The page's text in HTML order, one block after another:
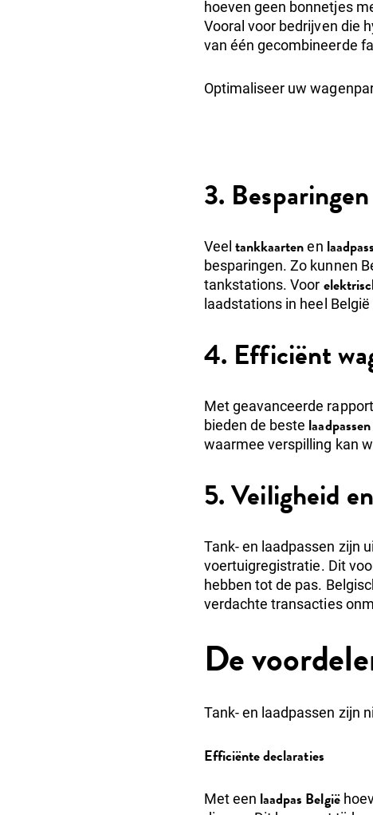
hoeven geen bonnetjes
Vooral voor bedrijven die
van één gecombineerde
Optimaliseer uw
3.
Veeltankkaartenen
besparingen. Zo kunnen
tankstations. Voor
laadstations in heel
4. Efficiënt
Met geavanceerde
bieden de beste
waarmee verspilling kan
5. Veiligheid
Tank- en laadpassen zijn
voertuigregistratie. Dit
hebben tot de pas.
verdachte transacties
De
Tank- en laadpassen zijn
Efficiënte declaraties
Met een laadpas België